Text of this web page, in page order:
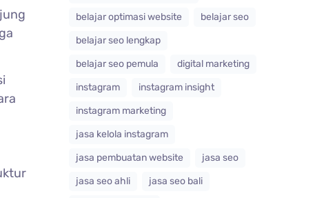
belajar optimasi website
belajar seo
belajar seo lengkap
belajar seo pemula
digital marketing
instagram
instagram insight
instagram marketing
jasa kelola instagram
jasa pembuatan website
jasa seo
jasa seo ahli
jasa seo bali